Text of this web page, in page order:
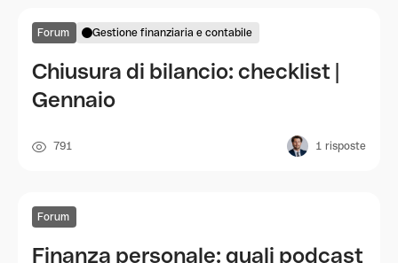
Forum Gestione finanziaria e contabile
Chiusura di bilancio: checklist |
Gennaio
791 1 risposte
Forum
Finanza personale: quali podcast